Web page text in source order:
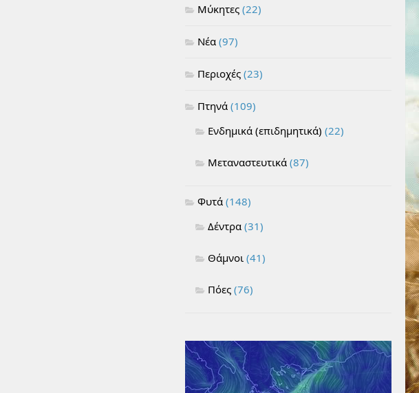
Μύκητες (22)
Νέα (97)
Περιοχές (23)
Πτηνά (109)
Ενδημικά (επιδημητικά) (22)
Μεταναστευτικά (87)
Φυτά (148)
Δέντρα (31)
Θάμνοι (41)
Πόες (76)